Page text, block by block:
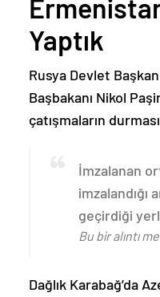
Yaptık
Rusya Devlet
Başbakanı Nikol
çatışmaların
İmzalanan
imzalandığı
geçirdiği
Bu bir alıntı
Dağlık Karabağ’da